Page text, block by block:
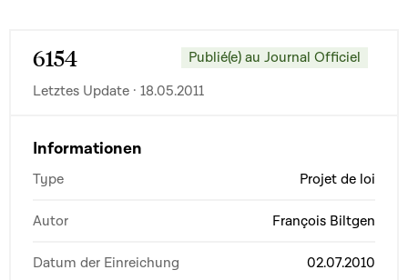
6154
Publié(e) au Journal Officiel
Letztes Update · 18.05.2011
Informationen
Type Projet de loi
Autor François Biltgen
Datum der Einreichung 02.07.2010